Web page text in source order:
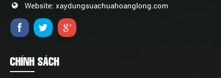
Website: xaydungsuachuahoanglong.com
CHÍNH SÁCH